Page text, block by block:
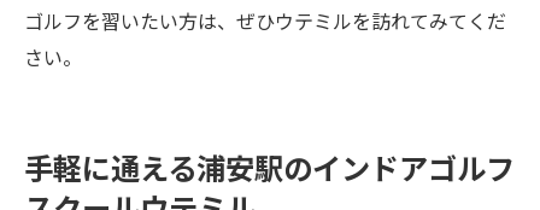
ゴルフを習いたい方は、ぜひウテミルを訪れてみてくだ
さい。
手軽に通える浦安駅のインドアゴルフ